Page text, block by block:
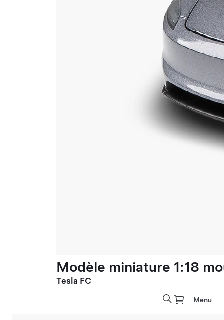
Modèle miniature 1:18
Tesla FC
Menu